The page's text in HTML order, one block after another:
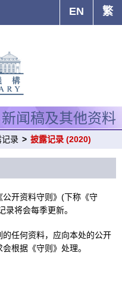
EN 繁
新闻稿及其他资料
记录 > 披露记录 (2020)
开资料守则》(下称《守
将会每季更新。
任何资料，应向本处的公开
根据《守则》处理。